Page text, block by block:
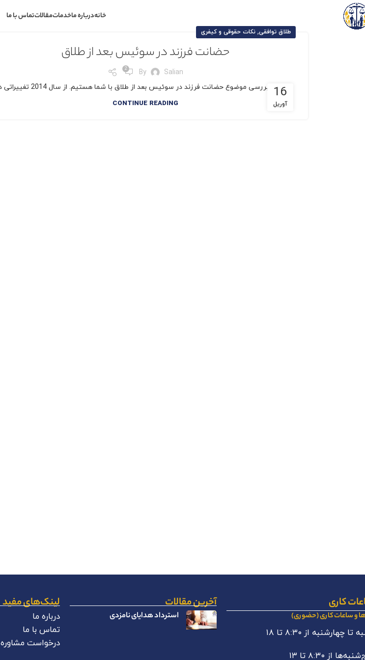
خانهدرباره ماخدماتمقالاتتماس با ما
16
آوریل
طلاق توافقی,نکات حقوقی و کیفری
حضانت فرزند در سوئیس بعد از طلاق
By Salian
2
امروز با بررسی موضوع حضانت فرزند در سوئیس بعد از طلاق با شما هستیم. از سال 2014 تغییراتی در
CONTINUE READING
کاری
و ساعات کاری (حضوری)
تا چهارشنبه از ۸:۳۰ تا ۱۸
از ۸:۳۰ تا ۱۳
آخرین مقالات
استرداد هدایای نامزدی
لینک‌های مفید
درباره ما
تماس با ما
درخواست مشاوره